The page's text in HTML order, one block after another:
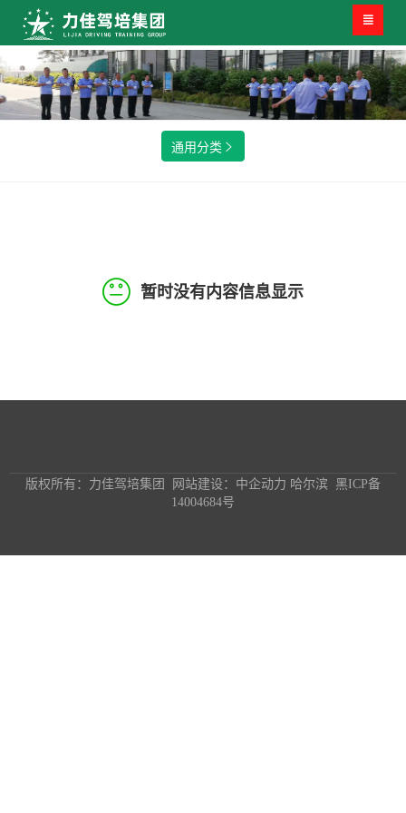

通用分类 
暂时没有内容信息显示
版权所有：力佳驾培集团 网站建设：中企动力 哈尔滨 黑ICP备
14004684号